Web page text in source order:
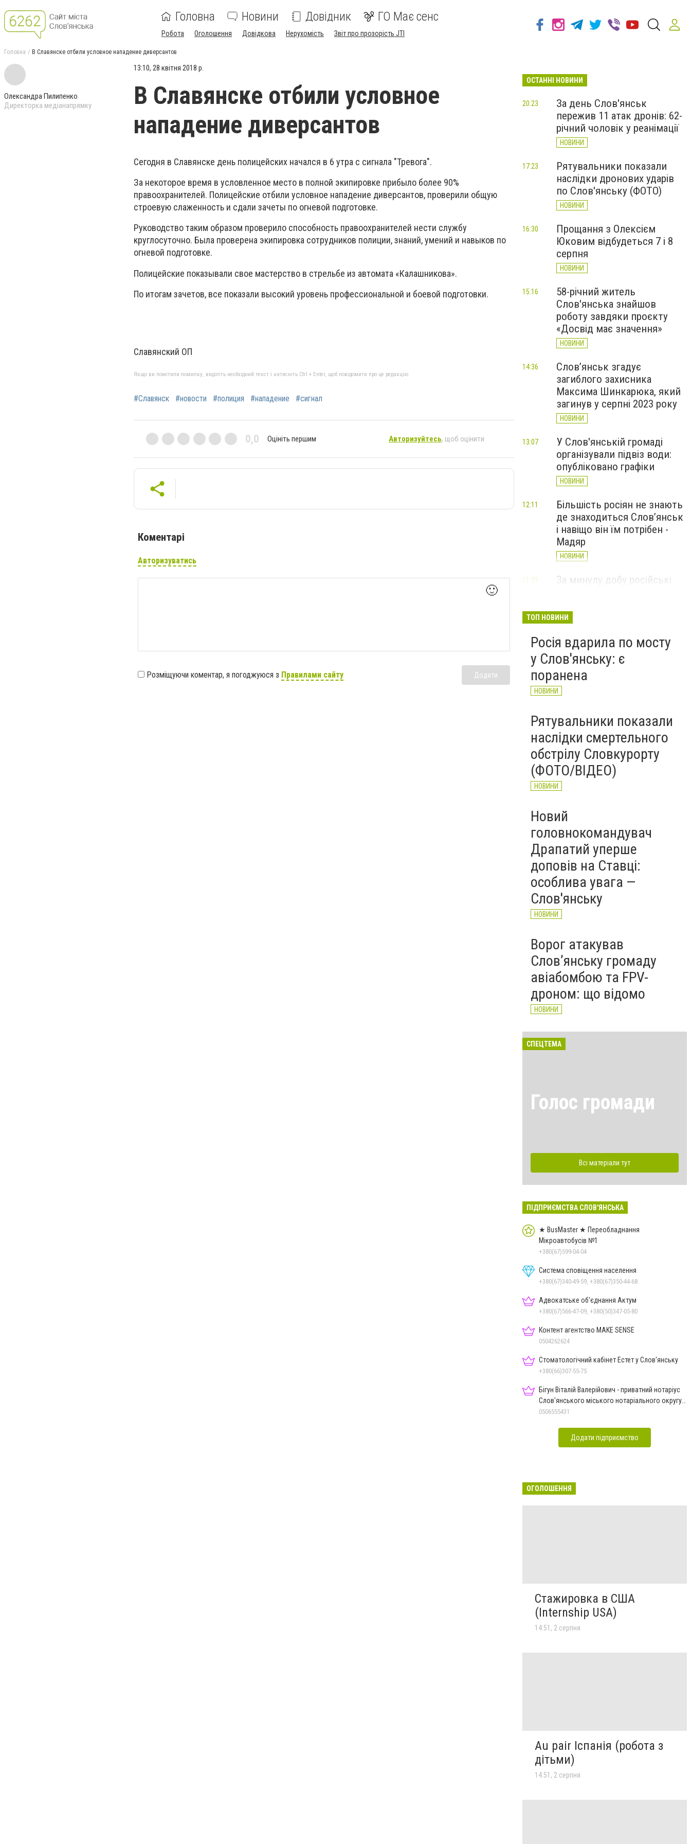
Головна Новини Довідник ГО Має сенс
Робота Оголошення Довідкова Нерухомість Звіт про прозорість JTI
Головна В Славянске отбили условное нападение диверсантов
Олександра Пилипенко
Директорка медіанапрямку
13:10, 28 квітня 2018 р.
В Славянске отбили условное
нападение диверсантов
Сегодня в Славянске день полицейских начался в 6 утра с сигнала "Тревога".
За некоторое время в условленное место в полной экипировке прибыло более 90%
правоохранителей. Полицейские отбили условное нападение диверсантов, проверили общую
строевую слаженность и сдали зачеты по огневой подготовке.
Руководство таким образом проверило способность правоохранителей нести службу
круглосуточно. Была проверена экипировка сотрудников полиции, знаний, умений и навыков по
огневой подготовке.
Полицейские показывали свое мастерство в стрельбе из автомата «Калашникова».
По итогам зачетов, все показали высокий уровень профессиональной и боевой подготовки.
Славянский ОП
Якщо ви помітили помилку, виділіть необхідний текст і натисніть Ctrl + Enter, щоб повідомити про це редакцію
#Славянск #новости #полиция #нападение #сигнал
0,0 Оцініть першим Авторизуйтесь, щоб оцінити
Коментарі
Авторизуватись
🙂
Розміщуючи коментар, я погоджуюся з Правилами сайту Додати
ОСТАННІ НОВИНИ
За день Слов'янськ
пережив 11 атак дронів: 62-
річний чоловік у реанімації
НОВИНИ
20:23
Рятувальники показали
наслідки дронових ударів
по Слов'янську (ФОТО)
НОВИНИ
17:23
Прощання з Олексієм
Юковим відбудеться 7 і 8
серпня
НОВИНИ
16:30
58-річний житель
Слов'янська знайшов
роботу завдяки проєкту
«Досвід має значення»
НОВИНИ
15:16
Слов’янськ згадує
загиблого захисника
Максима Шинкарюка, який
загинув у серпні 2023 року
НОВИНИ
14:36
У Слов'янській громаді
організували підвіз води:
опубліковано графіки
НОВИНИ
13:07
Більшість росіян не знають
де знаходиться Слов’янськ
і навіщо він їм потрібен -
Мадяр
НОВИНИ
12:11
За минулу добу російські
великої війни: 6 серпня
11:09
ТОП НОВИНИ
Росія вдарила по мосту
у Слов'янську: є
поранена
НОВИНИ
Рятувальники показали
наслідки смертельного
обстрілу Словкурорту
(ФОТО/ВІДЕО)
НОВИНИ
Новий
головнокомандувач
Драпатий уперше
доповів на Ставці:
особлива увага —
Слов'янську
НОВИНИ
Ворог атакував
Слов’янську громаду
авіабомбою та FPV-
дроном: що відомо
НОВИНИ
СПЕЦТЕМА
Голос громади
Всі матеріали тут
ПІДПРИЄМСТВА СЛОВ'ЯНСЬКА
★ BusMaster ★ Переобладнання
Мікроавтобусів №1
+380(67)599-04-04
Система сповіщення населення
+380(67)340-49-59, +380(67)350-44-68
Адвокатське об'єднання Актум
+380(67)566-47-09, +380(50)347-05-80
Контент агентство MAKE SENSE
0504262624
Стоматологічний кабінет Естет у Слов'янську
+380(66)307-55-75
Бігун Віталій Валерійович - приватний нотаріус
Слов'янського міського нотаріального округу
Дон.обл.
0506555431
Додати підприємство
ОГОЛОШЕННЯ
Стажировка в США
(Internship USA)
14:51, 2 серпня
Au pair Іспанія (робота з
дітьми)
14:51, 2 серпня